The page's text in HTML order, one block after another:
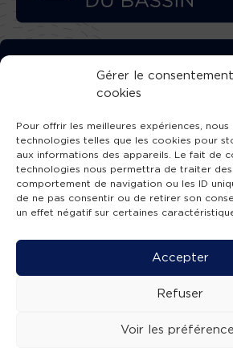
Gérer le
cookies
Pour offrir les meilleures expériences, nous
technologies telles que les cookies pour
aux informations des appareils. Le fait de
technologies nous permettra de traiter
comportement de navigation ou les ID
de ne pas consentir ou de retirer son
un effet négatif sur certaines
Accepter
Refuser
Voir les
TÉLÉCHARGEZ
L’APPLICATION
SUIVEZ-NOUS !
Mentions légales -Accessibilité